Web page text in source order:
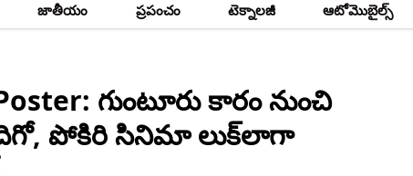
జాతీయం ప్రపంచం టెక్నాలజీ ఆటోమొబైల్స్
గుంటూరు కారం నుంచి
పోకిరి సినిమా లుక్‌లాగా